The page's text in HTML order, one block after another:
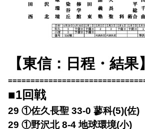
【東信：日程・結果】
■1回戦
29 ①佐久長聖 33-0 蓼科(5)(佐)
29 ①野沢北 8-4 地球環境(小)